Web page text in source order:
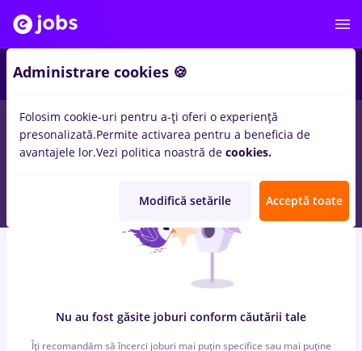
locuri de muncadutchinBucurestipentru Entry-Level (< 2
ani) inConstructii / Instalatii, Medicina / Sanatate
Nu au fost găsite joburi conform căutării tale
Îți recomandăm să încerci joburi mai puțin specifice sau mai puține
Administrare cookies 🍪
Folosim cookie-uri pentru a-ți oferi o experiență
presonalizată.Permite activarea pentru a beneficia de
avantajele lor.Vezi politica noastră de cookies.
Modifică setările Acceptă toate